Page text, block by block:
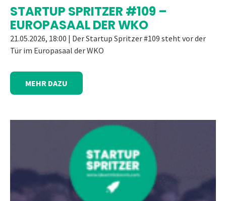
STARTUP SPRITZER #109 –
EUROPASAAL DER WKO
21.05.2026, 18:00 | Der Startup Spritzer #109 steht vor der
Tür im Europasaal der WKO
MEHR DAZU